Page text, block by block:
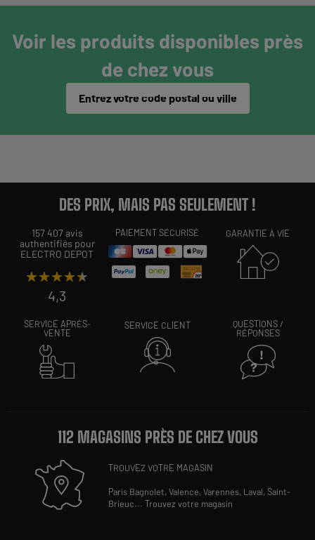
Voir les produits disponibles près
de chez vous
Entrez votre code postal ou ville
DES PRIX, MAIS PAS SEULEMENT !
157 407 avis
authentifiés pour
ELECTRO DEPOT
★★★★★
★★★★★
4,3
PAIEMENT SÉCURISÉ GARANTIE À VIE
SERVICE APRÈS-
VENTE
SERVICE CLIENT
QUESTIONS /
RÉPONSES
112 MAGASINS PRÈS DE CHEZ VOUS
TROUVEZ VOTRE MAGASIN
Paris Bagnolet,Valence,Varennes, Laval,Saint-
Brieuc...Trouvez votre magasin